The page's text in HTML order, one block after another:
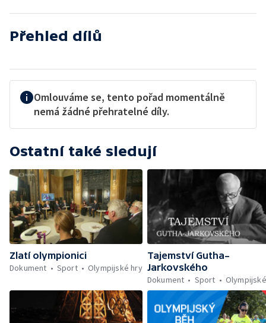
Přehled dílů
Omlouváme se, tento pořad momentálně
nemá žádné přehratelné díly.
Ostatní také sledují
Zlatí olympionici
Dokument
Sport Olympijské hry
Tajemství Gutha–
Jarkovského
Dokument
Sport